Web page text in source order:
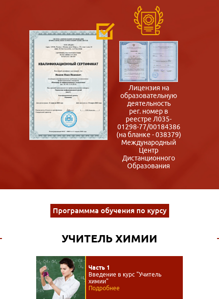
Лицензия на
образовательную
деятельность
рег. номер в
реестре Л035-
01298-77/00184386
(на бланке - 038379)
Международный
Центр
Дистанционного
Образования
Программма обучения по курсу
УЧИТЕЛЬ ХИМИИ
Часть 1
Введение в курс "Учитель
химии"
Подробнее